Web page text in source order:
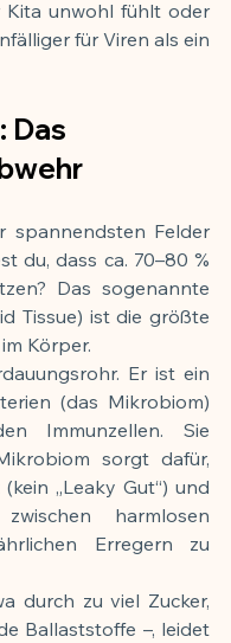
Kita unwohl fühlt oder
für Viren als ein
Das
spannendsten Felder
du, dass ca. 70–80 %
Das sogenannte
Tissue) ist die größte
Körper.
Er ist ein
(das Mikrobiom)
Immunzellen. Sie
sorgt dafür,
„Leaky Gut“) und
harmlosen
Erregern zu
durch zu viel Zucker,
Ballaststoffe –, leidet